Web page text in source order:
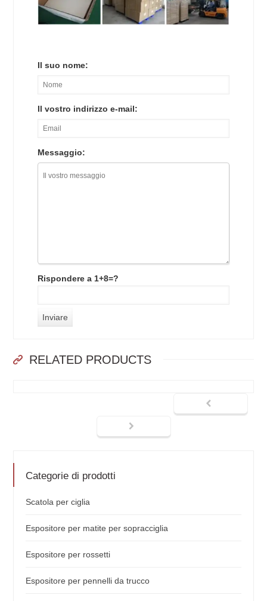
Il suo nome:
Il vostro indirizzo e-mail:
Messaggio:
Rispondere a 1+8=?
RELATED PRODUCTS
Categorie di prodotti
Scatola per ciglia
Espositore per matite per sopracciglia
Espositore per rossetti
Espositore per pennelli da trucco